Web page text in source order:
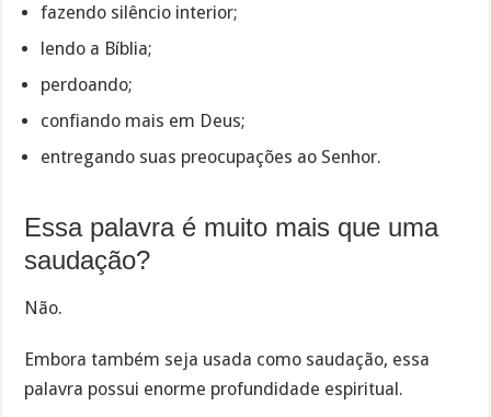
fazendo silêncio interior;
lendo a Bíblia;
perdoando;
confiando mais em Deus;
entregando suas preocupações ao Senhor.
Essa palavra é muito mais que uma
saudação?
Não.
Embora também seja usada como saudação, essa
palavra possui enorme profundidade espiritual.